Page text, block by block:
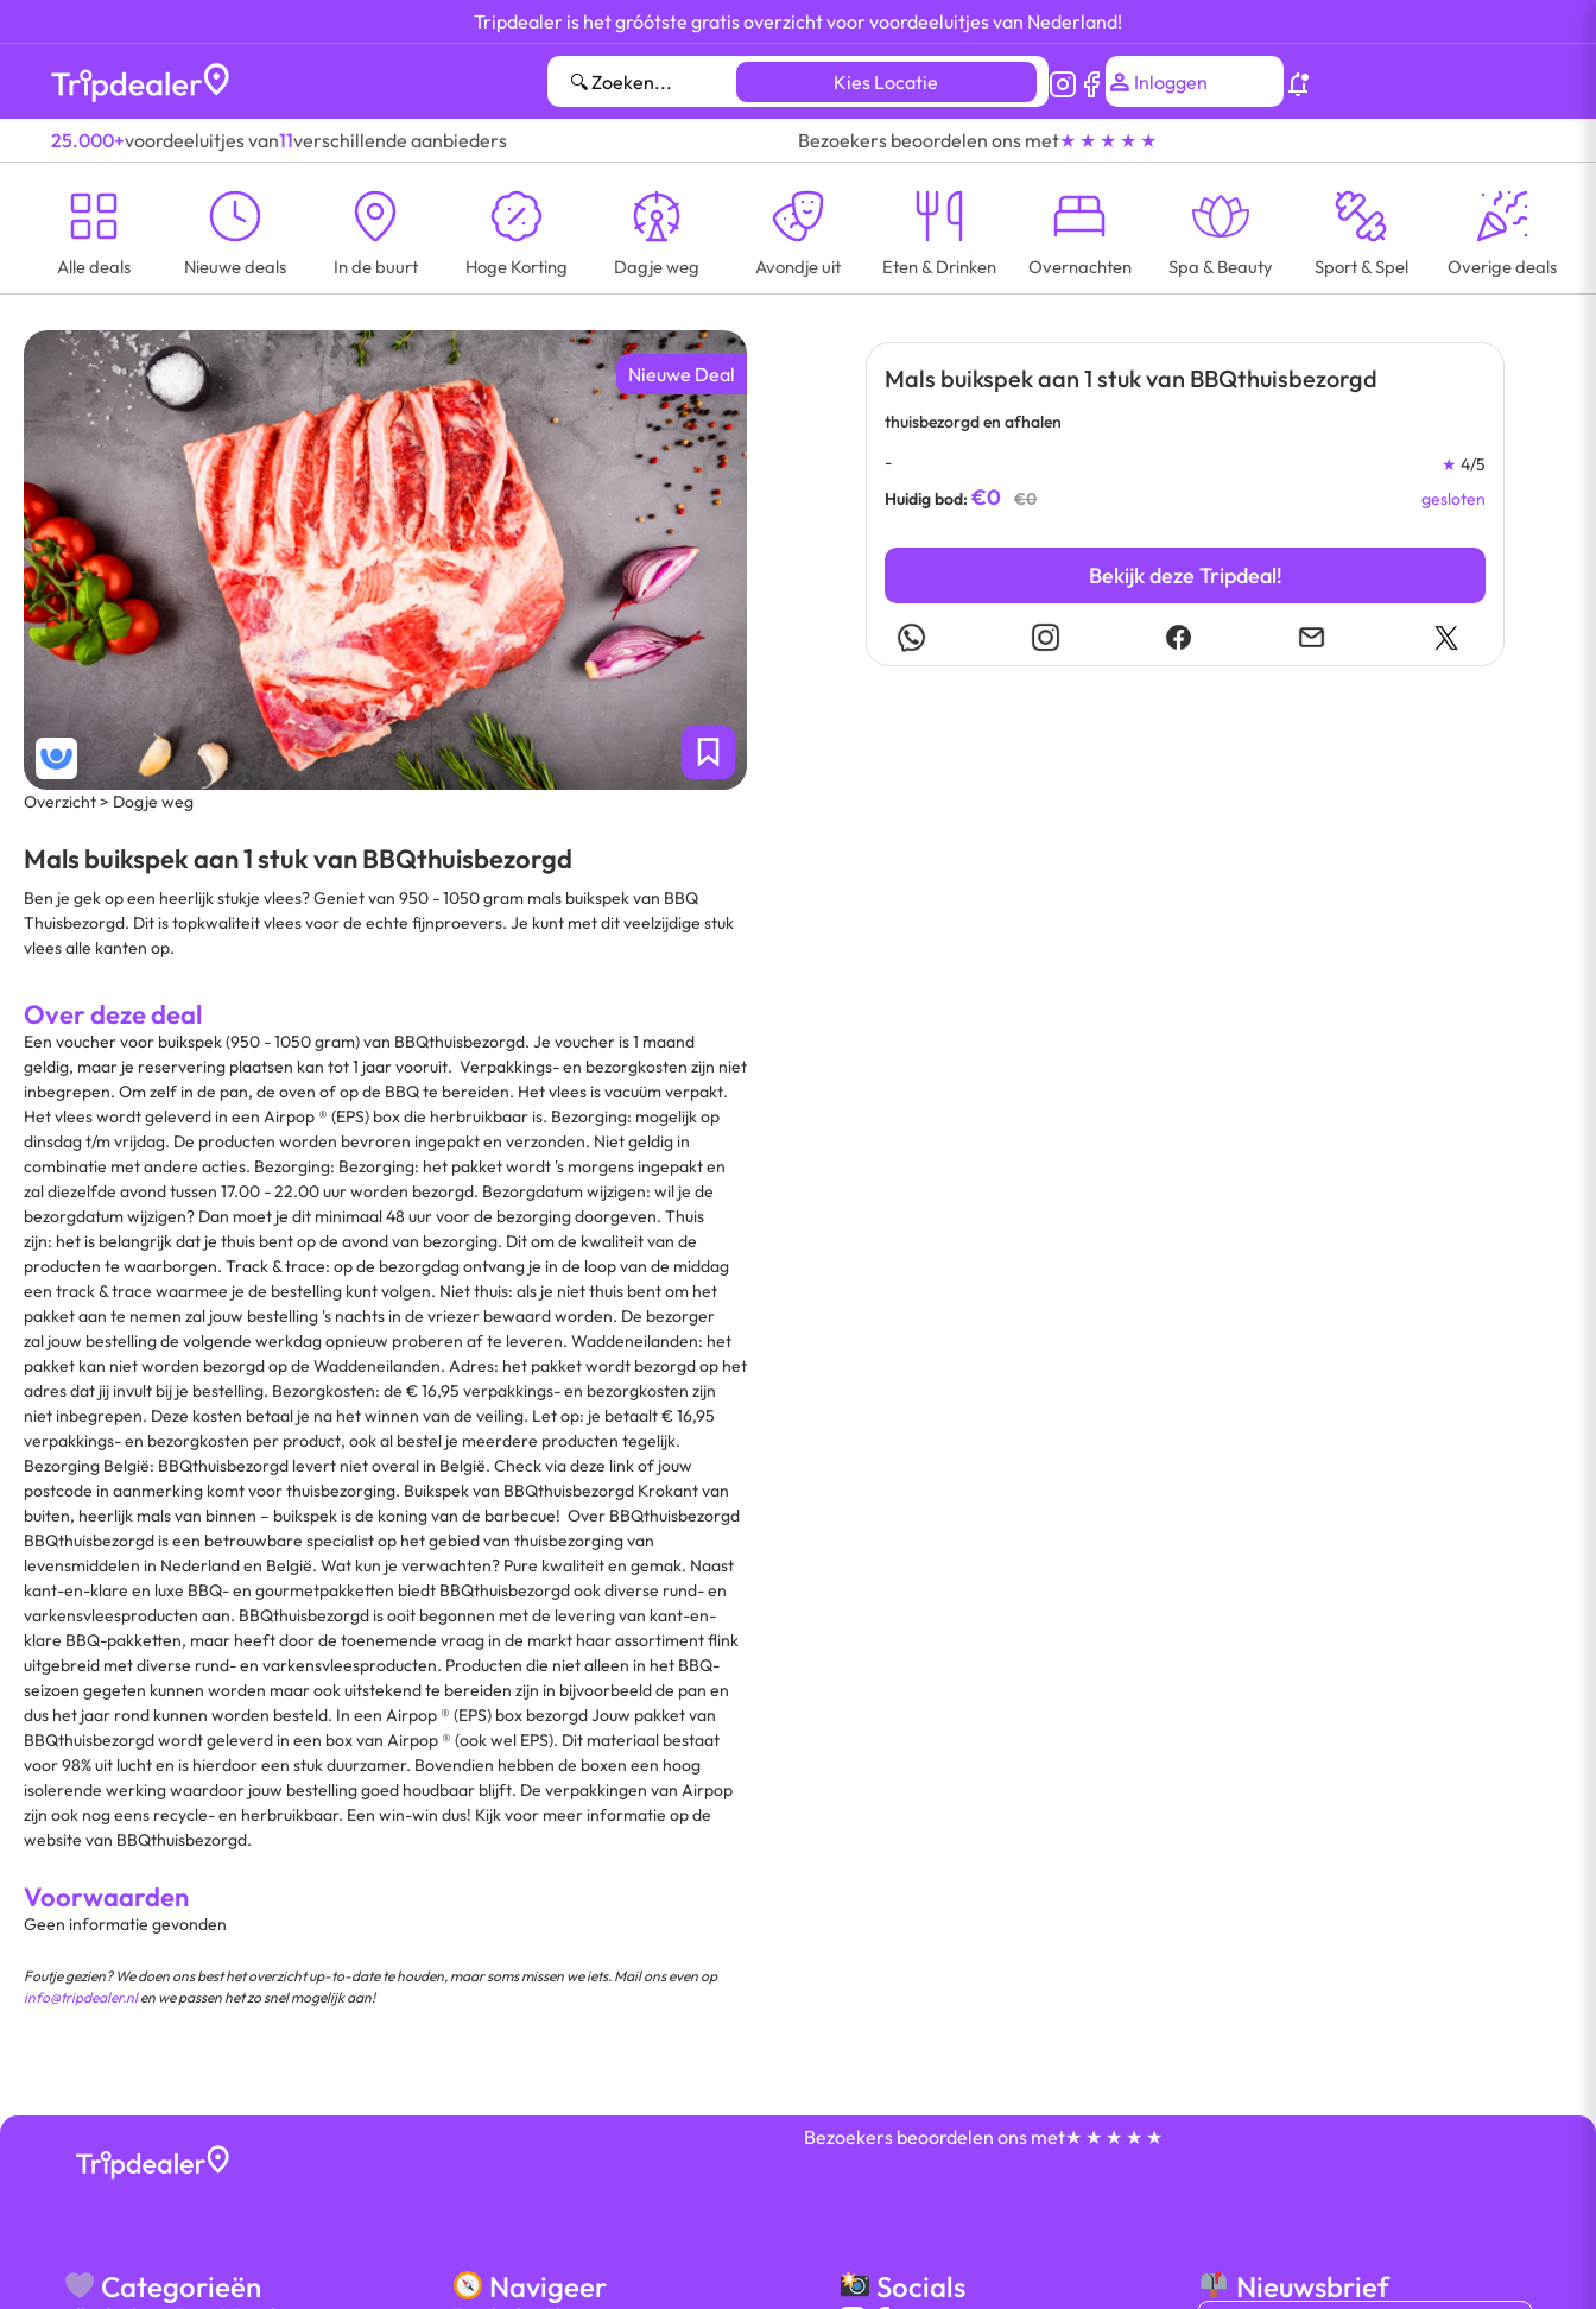
Tripdealer is het gróótste gratis overzicht voor voordeeluitjes van Nederland!
Kies Locatie Inloggen
25.000+voordeeluitjes van11verschillende aanbieders Bezoekers beoordelen ons met★ ★ ★ ★ ★
Alle deals Nieuwe deals In de buurt Hoge Korting Dagje weg Avondje uit Eten & Drinken Overnachten Spa & Beauty Sport & Spel Overige deals
Nieuwe Deal
Overzicht > Dogje weg
Mals buikspek aan 1 stuk van BBQthuisbezorgd
Ben je gek op een heerlijk stukje vlees? Geniet van 950 - 1050 gram mals buikspek van BBQ
Thuisbezorgd. Dit is topkwaliteit vlees voor de echte fijnproevers. Je kunt met dit veelzijdige stuk
vlees alle kanten op.
Over deze deal
Een voucher voor buikspek (950 - 1050 gram) van BBQthuisbezorgd. Je voucher is 1 maand
geldig, maar je reservering plaatsen kan tot 1 jaar vooruit. Verpakkings- en bezorgkosten zijn niet
inbegrepen. Om zelf in de pan, de oven of op de BBQ te bereiden. Het vlees is vacuüm verpakt.
Het vlees wordt geleverd in een Airpop ® (EPS) box die herbruikbaar is. Bezorging: mogelijk op
dinsdag t/m vrijdag. De producten worden bevroren ingepakt en verzonden. Niet geldig in
combinatie met andere acties. Bezorging: Bezorging: het pakket wordt 's morgens ingepakt en
zal diezelfde avond tussen 17.00 - 22.00 uur worden bezorgd. Bezorgdatum wijzigen: wil je de
bezorgdatum wijzigen? Dan moet je dit minimaal 48 uur voor de bezorging doorgeven. Thuis
zijn: het is belangrijk dat je thuis bent op de avond van bezorging. Dit om de kwaliteit van de
producten te waarborgen. Track & trace: op de bezorgdag ontvang je in de loop van de middag
een track & trace waarmee je de bestelling kunt volgen. Niet thuis: als je niet thuis bent om het
pakket aan te nemen zal jouw bestelling 's nachts in de vriezer bewaard worden. De bezorger
zal jouw bestelling de volgende werkdag opnieuw proberen af te leveren. Waddeneilanden: het
pakket kan niet worden bezorgd op de Waddeneilanden. Adres: het pakket wordt bezorgd op het
adres dat jij invult bij je bestelling. Bezorgkosten: de € 16,95 verpakkings- en bezorgkosten zijn
niet inbegrepen. Deze kosten betaal je na het winnen van de veiling. Let op: je betaalt € 16,95
verpakkings- en bezorgkosten per product, ook al bestel je meerdere producten tegelijk.
Bezorging België: BBQthuisbezorgd levert niet overal in België. Check via deze link of jouw
postcode in aanmerking komt voor thuisbezorging. Buikspek van BBQthuisbezorgd Krokant van
buiten, heerlijk mals van binnen – buikspek is de koning van de barbecue! Over BBQthuisbezorgd
BBQthuisbezorgd is een betrouwbare specialist op het gebied van thuisbezorging van
levensmiddelen in Nederland en België. Wat kun je verwachten? Pure kwaliteit en gemak. Naast
kant-en-klare en luxe BBQ- en gourmetpakketten biedt BBQthuisbezorgd ook diverse rund- en
varkensvleesproducten aan. BBQthuisbezorgd is ooit begonnen met de levering van kant-en-
klare BBQ-pakketten, maar heeft door de toenemende vraag in de markt haar assortiment flink
uitgebreid met diverse rund- en varkensvleesproducten. Producten die niet alleen in het BBQ-
seizoen gegeten kunnen worden maar ook uitstekend te bereiden zijn in bijvoorbeeld de pan en
dus het jaar rond kunnen worden besteld. In een Airpop ® (EPS) box bezorgd ‌Jouw pakket van
BBQthuisbezorgd wordt geleverd in een box van Airpop ® (ook wel EPS). Dit materiaal bestaat
voor 98% uit lucht en is hierdoor een stuk duurzamer. Bovendien hebben de boxen een hoog
isolerende werking waardoor jouw bestelling goed houdbaar blijft. De verpakkingen van Airpop
zijn ook nog eens recycle- en herbruikbaar. Een win-win dus! Kijk voor meer informatie op de
website van BBQthuisbezorgd.
Voorwaarden
Geen informatie gevonden
Foutje gezien? We doen ons best het overzicht up-to-date te houden, maar soms missen we iets. Mail ons even op
info@tripdealer.nlen we passen het zo snel mogelijk aan!
Mals buikspek aan 1 stuk van BBQthuisbezorgd
thuisbezorgd en afhalen
-
Huidig bod:€0 €0
★ 4/5
gesloten
Bekijk deze Tripdeal!
Bezoekers beoordelen ons met★ ★ ★ ★ ★
Categorieën Navigeer Socials Nieuwsbrief